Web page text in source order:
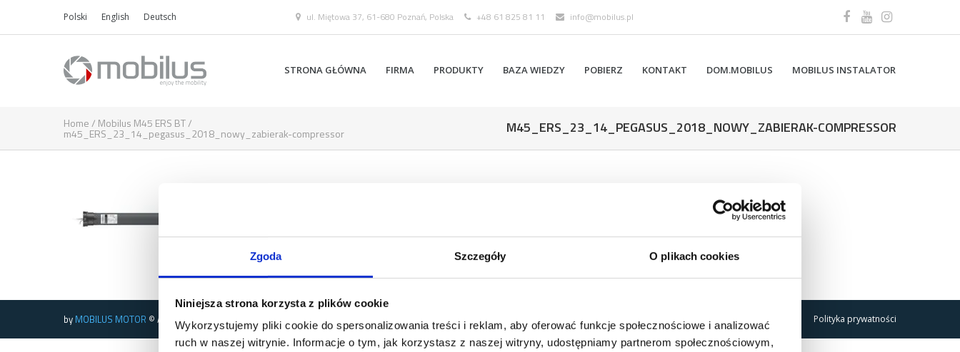
Zgoda Szczegóły O plikach cookies
Niniejsza strona korzysta z plików cookie
Wykorzystujemy pliki cookie do spersonalizowania treści i reklam, aby oferować funkcje społecznościowe i analizować
ruch w naszej witrynie. Informacje o tym, jak korzystasz z naszej witryny, udostępniamy partnerom społecznościowym,
Polski English Deutsch ul. Miętowa 37, 61-680 Poznań, Polska +48 61 825 81 11 info@mobilus.pl
STRONA GŁÓWNA FIRMA PRODUKTY BAZA WIEDZY POBIERZ KONTAKT DOM.MOBILUS MOBILUS INSTALATOR
M45_ERS_23_14_PEGASUS_2018_NOWY_ZABIERAK-COMPRESSOR
Home/ Mobilus M45 ERS BT/
m45_ERS_23_14_pegasus_2018_nowy_zabierak-compressor
by MOBILUS MOTOR © All rights reserved Polityka prywatności